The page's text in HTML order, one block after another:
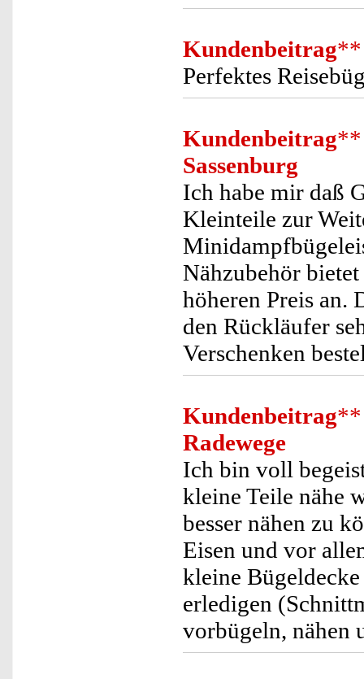
Kundenbeitrag**
Perfektes
Kundenbeitrag**
Sassenburg
Ich habe mir daß
Kleinteile zur
Nähzubehör
höheren Preis an.
den Rückläufer
Verschenken
Kundenbeitrag**
Radewege
Ich bin voll
kleine Teile nähe
besser nähen zu
Eisen und vor
kleine
erledigen
vorbügeln, nähen